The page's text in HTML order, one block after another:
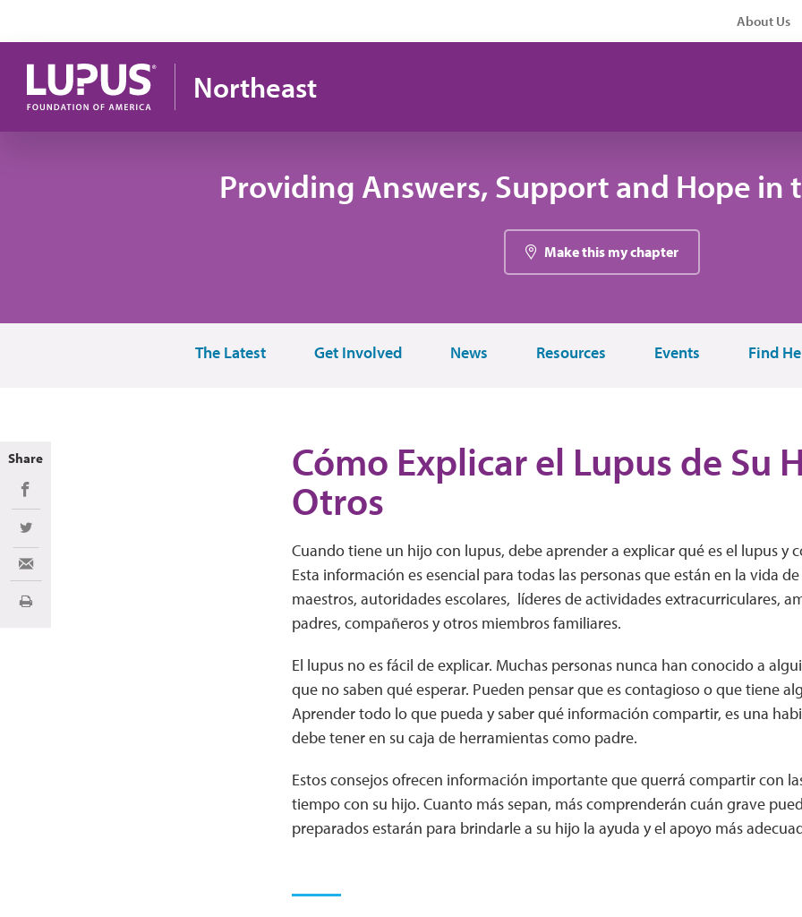
About Us
Northeast
Providing Answers, Support and Hope in
Make this my chapter
The Latest Get Involved News Resources Events Find
Cómo Explicar el Lupus de Su
Otros
Cuando tiene un hijo con lupus, debe aprender a explicar qué es el lupus y
Esta información es esencial para todas las personas que están en la vida
maestros, autoridades escolares, líderes de actividades extracurriculares,
padres, compañeros y otros miembros familiares.
El lupus no es fácil de explicar. Muchas personas nunca han conocido a
que no saben qué esperar. Pueden pensar que es contagioso o que tiene
Aprender todo lo que pueda y saber qué información compartir, es una
debe tener en su caja de herramientas como padre.
Estos consejos ofrecen información importante que querrá compartir con
tiempo con su hijo. Cuanto más sepan, más comprenderán cuán grave
preparados estarán para brindarle a su hijo la ayuda y el apoyo más
Share
Share on Facebook
Share on Twitter
Share via Email
Imprimir